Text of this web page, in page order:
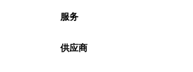
服务
供应商